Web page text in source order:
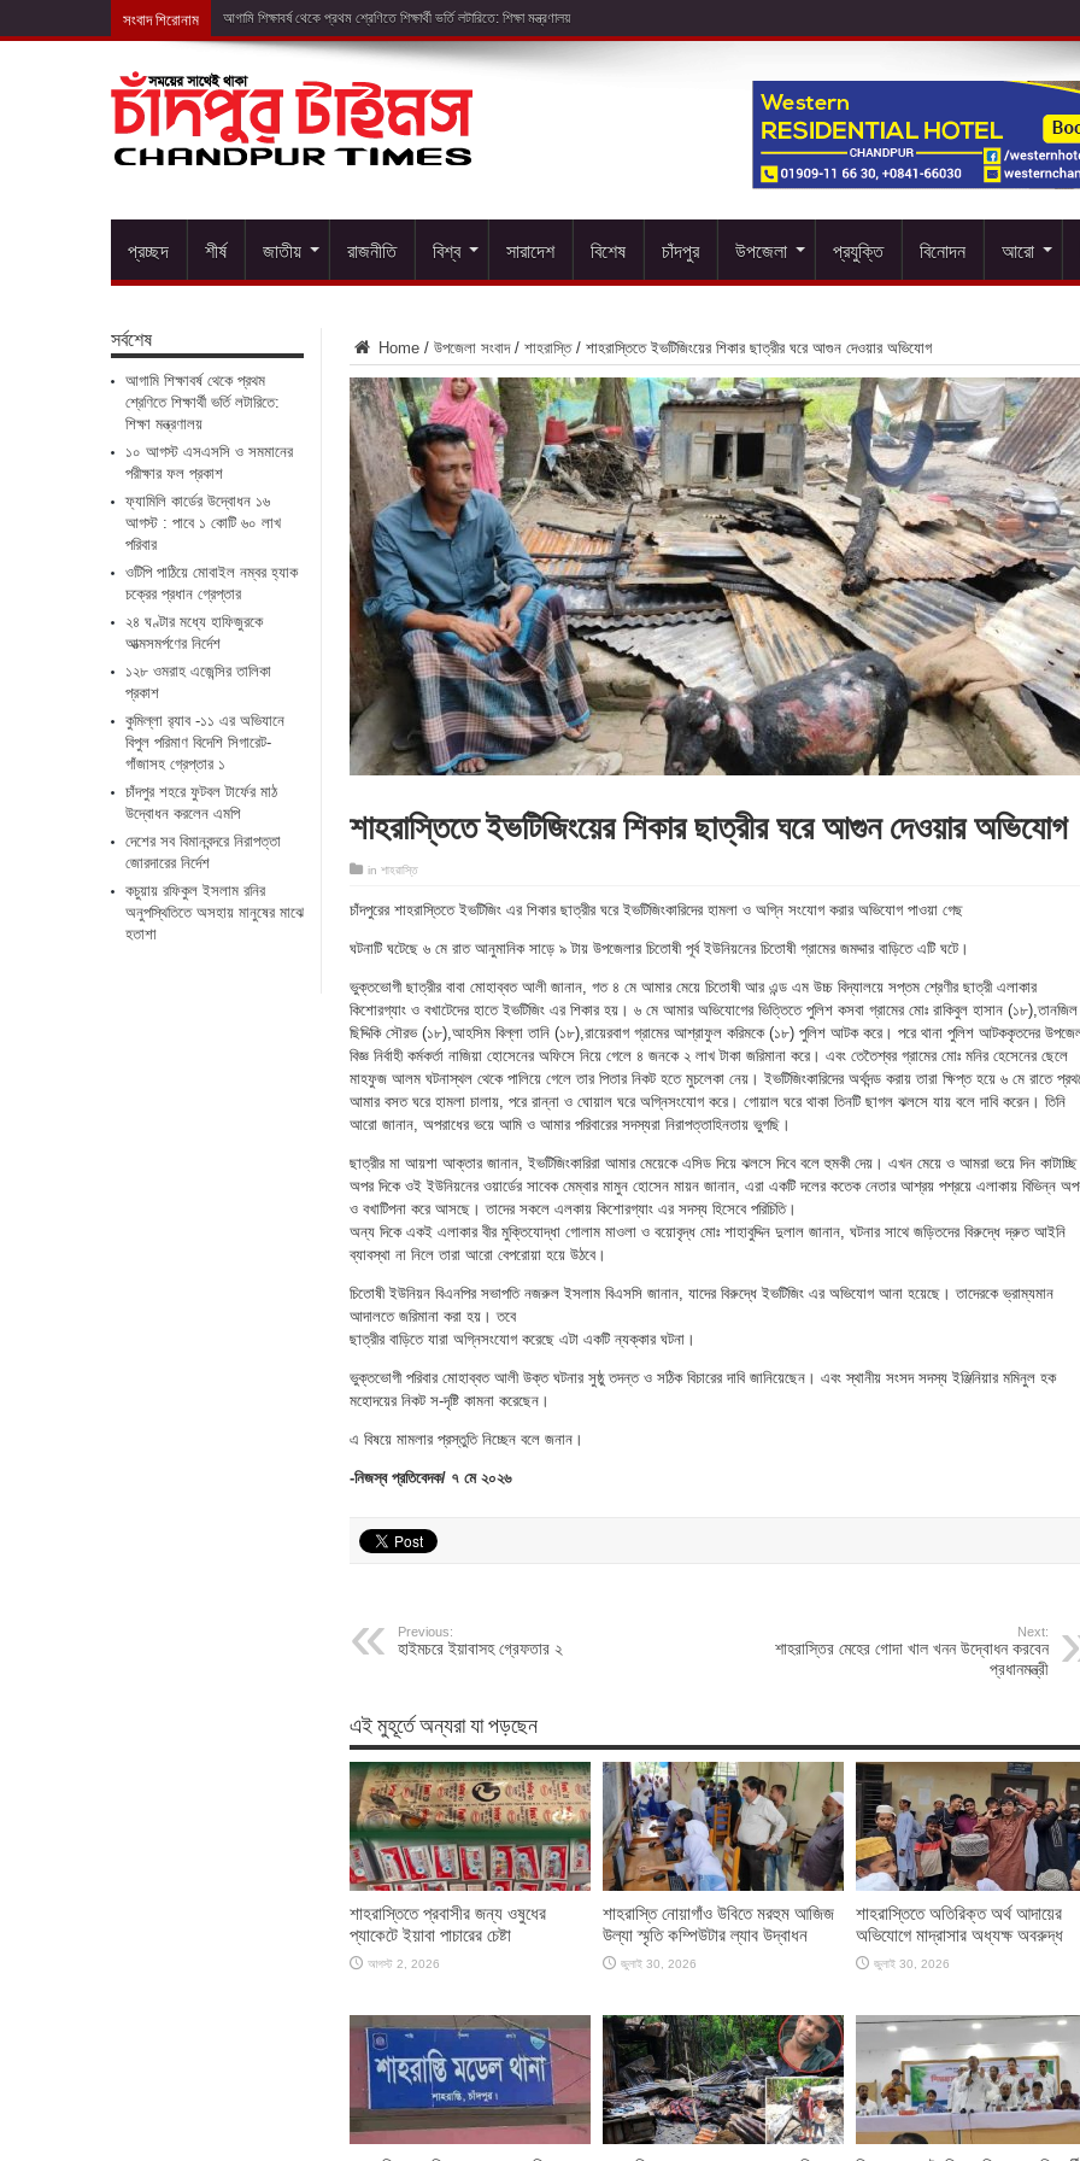
সংবাদ শিরোনাম ১০ আগস্ট এ
প্রচ্ছদ শীর্ষ জাতীয় রাজনীতি বিশ্ব সারাদেশ বিশেষ চাঁদপুর উপজেলা প্রযুক্তি বিনোদন আরো
Home / উপজেলা সংবাদ / শাহরাস্তি / শাহরাস্তিতে ইভটিজিংয়ের শিকার ছাত্রীর ঘরে আগুন দেওয়ার অভিযোগ
শাহরাস্তিতে ইভটিজিংয়ের শিকার ছাত্রীর ঘরে আগুন দেওয়ার অভিযোগ
in শাহরাস্তি
চাঁদপুরের শাহরাস্তিতে ইভটিজিং এর শিকার ছাত্রীর ঘরে ইভটিজিংকারিদের হামলা ও অগ্নি সংযোগ করার অভিযোগ পাওয়া গেছ
ঘটনাটি ঘটেছে ৬ মে রাত আনুমানিক সাড়ে ৯ টায় উপজেলার চিতোষী পূর্ব ইউনিয়নের চিতোষী গ্রামের জমদ্দার বাড়িতে এটি ঘটে।
ভুক্তভোগী ছাত্রীর বাবা মোহাব্বত আলী জানান, গত ৪ মে আমার মেয়ে চিতোষী আর এন্ড এম উচ্চ বিদ্যালয়ে সপ্তম শ্রেণীর ছাত্রী এলাকার
কিশোরগ্যাং ও বখাটেদের হাতে ইভটিজিং এর শিকার হয়। ৬ মে আমার অভিযোগের ভিত্তিতে পুলিশ কসবা গ্রামের মোঃ রাকিবুল হাসান (১৮),তানজিল
ছিদ্দিকি সৌরভ (১৮),আহসিম বিল্লা তানি (১৮),রায়েরবাগ গ্রামের আশ্রাফুল করিমকে (১৮) পুলিশ আটক করে। পরে থানা পুলিশ আটককৃতদের
বিজ্ঞ নির্বাহী কর্মকর্তা নাজিয়া হোসেনের অফিসে নিয়ে গেলে ৪ জনকে ২ লাখ টাকা জরিমানা করে। এবং তেতৈশ্বর গ্রামের মোঃ মনির হেসেনের ছেলে
মাহফুজ আলম ঘটনাস্থল থেকে পালিয়ে গেলে তার পিতার নিকট হতে মুচলেকা নেয়। ইভটিজিংকারিদের অর্থদন্ড করায় তারা ক্ষিপ্ত হয়ে ৬ মে রাতে
আমার বসত ঘরে হামলা চালায়, পরে রান্না ও ঘোয়াল ঘরে অগ্নিসংযোগ করে। গোয়াল ঘরে থাকা তিনটি ছাগল ঝলসে যায় বলে দাবি করেন। তিনি
আরো জানান, অপরাধের ভয়ে আমি ও আমার পরিবারের সদস্যরা নিরাপত্তাহিনতায় ভুগছি।
ছাত্রীর মা আয়শা আক্তার জানান, ইভটিজিংকারিরা আমার মেয়েকে এসিড দিয়ে ঝলসে দিবে বলে হুমকী দেয়। এখন মেয়ে ও আমরা ভয়ে দিন
অপর দিকে ওই ইউনিয়নের ওয়ার্ডের সাবেক মেম্বার মামুন হোসেন মায়ন জানান, এরা একটি দলের কতেক নেতার আশ্রয় পশ্রয়ে এলাকায় বিভিন্ন
ও বখাটিপনা করে আসছে। তাদের সকলে এলকায় কিশোরগ্যাং এর সদস্য হিসেবে পরিচিতি।
অন্য দিকে একই এলাকার বীর মুক্তিযোদ্ধা গোলাম মাওলা ও বয়োবৃদ্ধ মোঃ শাহাবুদ্দিন দুলাল জানান, ঘটনার সাথে জড়িতদের বিরুদ্ধে দ্রুত আইনি
ব্যাবস্থা না নিলে তারা আরো বেপরোয়া হয়ে উঠবে।
চিতোষী ইউনিয়ন বিএনপির সভাপতি নজরুল ইসলাম বিএসসি জানান, যাদের বিরুদ্ধে ইভটিজিং এর অভিযোগ আনা হয়েছে। তাদেরকে ভ্রাম্যমান
আদালতে জরিমানা করা হয়। তবে
ছাত্রীর বাড়িতে যারা অগ্নিসংযোগ করেছে এটা একটি ন্যক্কার ঘটনা।
ভুক্তভোগী পরিবার মোহাব্বত আলী উক্ত ঘটনার সুষ্ঠু তদন্ত ও সঠিক বিচারের দাবি জানিয়েছেন। এবং স্থানীয় সংসদ সদস্য ইঞ্জিনিয়ার মমিনুল হক
মহোদয়ের নিকট স-দৃষ্টি কামনা করেছেন।
এ বিষয়ে মামলার প্রস্তুতি নিচ্ছেন বলে জনান।
-নিজস্ব প্রতিবেদক/ ৭ মে ২০২৬
Previous:
হাইমচরে ইয়াবাসহ গ্রেফতার ২
Next:
শাহরাস্তির মেহের গোদা খাল খনন উদ্বোধন করবেন
প্রধানমন্ত্রী
এই মুহূর্তে অন্যরা যা পড়ছেন
শাহরাস্তিতে প্রবাসীর জন্য ওষুধের
প্যাকেটে ইয়াবা পাচারের চেষ্টা
আগস্ট 2, 2026
শাহরাস্তি নোয়াগাঁও উবিতে মরহুম আজিজ
উল্যা স্মৃতি কম্পিউটার ল্যাব উদ্বাধন
জুলাই 30, 2026
শাহরাস্তিতে অতিরিক্ত অর্থ আদায়ের
অভিযোগে মাদ্রাসার অধ্যক্ষ অবরুদ্ধ
জুলাই 30, 2026
সর্বশেষ
আগামি শিক্ষাবর্ষ থেকে প্রথম
শ্রেণিতে শিক্ষার্থী ভর্তি লটারিতে:
শিক্ষা মন্ত্রণালয়
১০ আগস্ট এসএসসি ও সমমানের
পরীক্ষার ফল প্রকাশ
ফ্যামিলি কার্ডের উদ্বোধন ১৬
আগস্ট : পাবে ১ কোটি ৬০ লাখ
পরিবার
ওটিপি পাঠিয়ে মোবাইল নম্বর হ্যাক
চক্রের প্রধান গ্রেপ্তার
২৪ ঘণ্টার মধ্যে হাফিজুরকে
আত্মসমর্পণের নির্দেশ
১২৮ ওমরাহ এজেন্সির তালিকা
প্রকাশ
কুমিল্লা র‌্যাব -১১ এর অভিযানে
বিপুল পরিমাণ বিদেশি সিগারেট-
গাঁজাসহ গ্রেপ্তার ১
চাঁদপুর শহরে ফুটবল টার্ফের মাঠ
উদ্বোধন করলেন এমপি
দেশের সব বিমানবন্দরে নিরাপত্তা
জোরদারের নির্দেশ
কচুয়ায় রফিকুল ইসলাম রনির
অনুপস্থিতিতে অসহায় মানুষের মাঝে
হতাশা